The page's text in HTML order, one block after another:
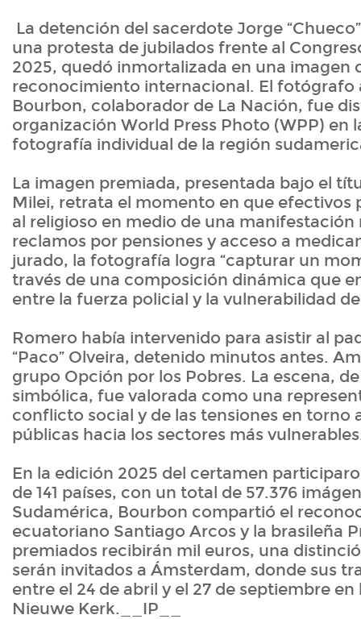
La detención del sacerdote Jorge
una protesta de jubilados frente al
2025, quedó inmortalizada en una imagen
reconocimiento internacional. El fotógrafo
Bourbon, colaborador de La Nación, fue
organización World Press Photo (WPP) en
fotografía individual de la región
La imagen premiada, presentada bajo el
Milei, retrata el momento en que efectivos
al religioso en medio de una
reclamos por pensiones y acceso a
jurado, la fotografía logra “capturar un
través de una composición dinámica que
entre la fuerza policial y la vulnerabilidad
Romero había intervenido para asistir al
“Paco” Olveira, detenido minutos antes.
grupo Opción por los Pobres. La escena,
simbólica, fue valorada como una
conflicto social y de las tensiones en torno
públicas hacia los sectores más
En la edición 2025 del certamen
de 141 países, con un total de 57.376
Sudamérica, Bourbon compartió el
ecuatoriano Santiago Arcos y la brasileña
premiados recibirán mil euros, una
serán invitados a Ámsterdam, donde sus
entre el 24 de abril y el 27 de septiembre en
Nieuwe Kerk.__IP__